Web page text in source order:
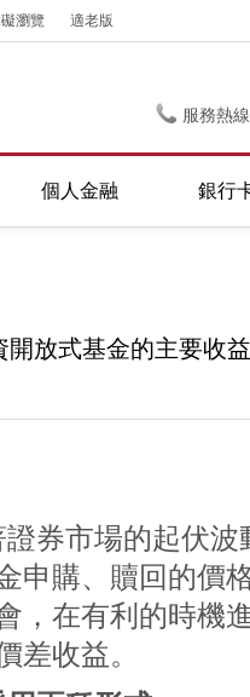
瀏覽 適老版
服務熱
個人金融 銀行
開放式基金的主要收
券市場的起伏
申購、贖回的價
，在有利的時機
差收益。